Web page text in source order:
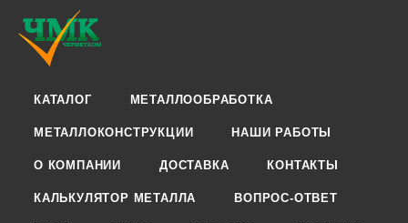
КАТАЛОГ МЕТАЛЛООБРАБОТКА
МЕТАЛЛОКОНСТРУКЦИИ НАШИ РАБОТЫ
О КОМПАНИИ ДОСТАВКА КОНТАКТЫ
КАЛЬКУЛЯТОР МЕТАЛЛА ВОПРОС-ОТВЕТ